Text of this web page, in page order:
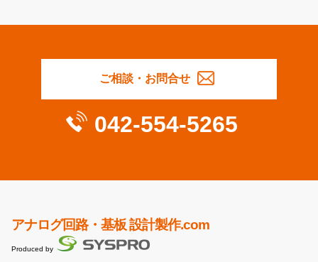
ご相談・お問合せ
042-554-5265
アナログ回路・基板 設計製作.com
Produced by